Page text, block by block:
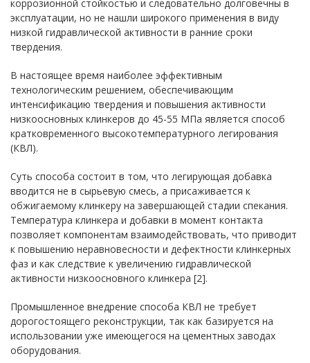
коррозионной стойкостью и следовательно долговечны в
эксплуатации, но не нашли широкого применения в виду
низкой гидравлической активности в ранние сроки
твердения.
В настоящее время наиболее эффективным
технологическим решением, обеспечивающим
интенсификацию твердения и повышения активности
низкоосновных клинкеров до 45-55 МПа является способ
кратковременного высокотемпературного легирования
(КВЛ).
Суть способа состоит в том, что легирующая добавка
вводится не в сырьевую смесь, а присаживается к
обжигаемому клинкеру на завершающей стадии спекания.
Температура клинкера и добавки в момент контакта
позволяет компонентам взаимодействовать, что приводит
к повышению неравновесности и дефектности клинкерных
фаз и как следствие к увеличению гидравлической
активности низкоосновного клинкера [2].
Промышленное внедрение способа КВЛ не требует
дорогостоящего реконструкции, так как базируется на
использовании уже имеющегося на цементных заводах
оборудования.